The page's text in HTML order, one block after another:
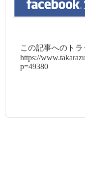
この記事へのト
https://
p=49380